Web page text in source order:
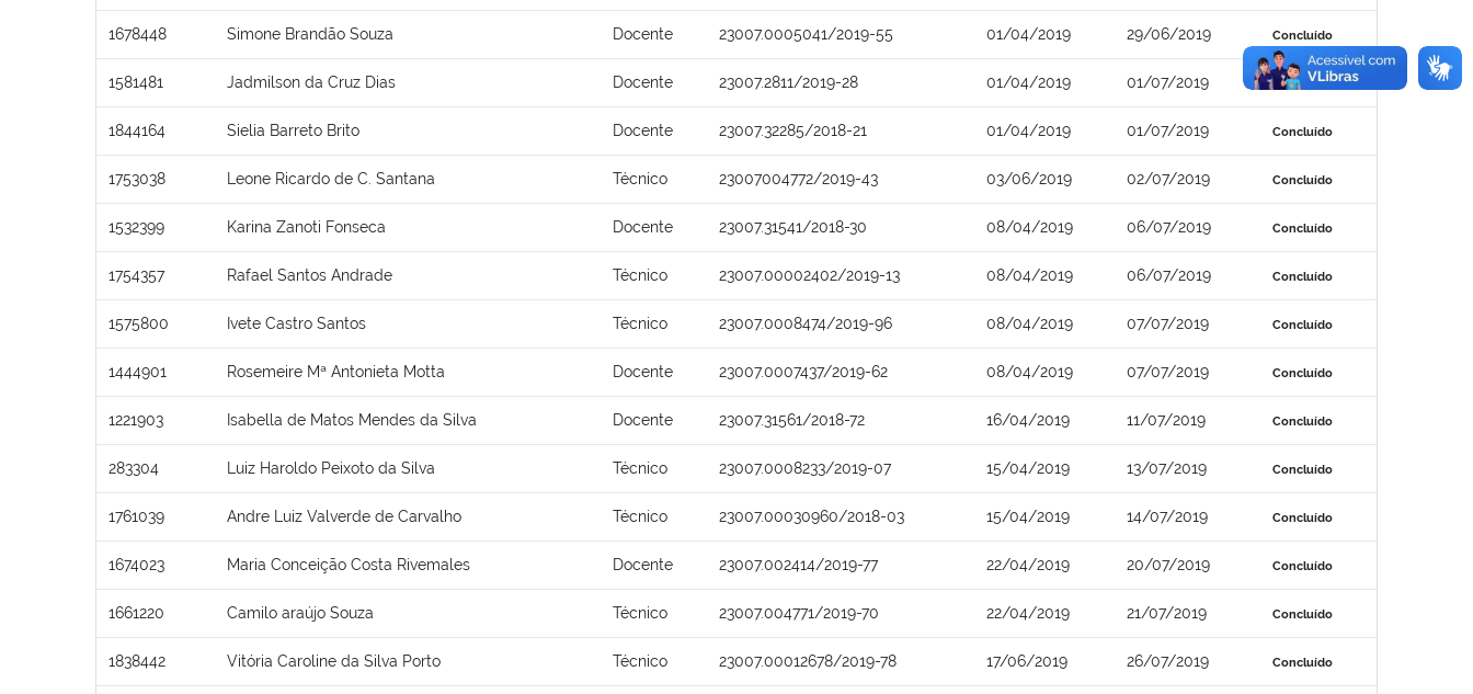
1678448 Simone Brandão Souza Docente 23007.0005041/2019-55 01/04/2019 29/06/2019 Concluído
1581481 Jadmilson da Cruz Dias Docente 23007.2811/2019-28 01/04/2019 01/07/2019 Concluído
1844164 Sielia Barreto Brito Docente 23007.32285/2018-21 01/04/2019 01/07/2019 Concluído
1753038 Leone Ricardo de C. Santana Técnico 23007004772/2019-43 03/06/2019 02/07/2019 Concluído
1532399 Karina Zanoti Fonseca Docente 23007.31541/2018-30 08/04/2019 06/07/2019 Concluído
1754357 Rafael Santos Andrade Técnico 23007.00002402/2019-13 08/04/2019 06/07/2019 Concluído
1575800 Ivete Castro Santos Técnico 23007.0008474/2019-96 08/04/2019 07/07/2019 Concluído
1444901 Rosemeire Mª Antonieta Motta Docente 23007.0007437/2019-62 08/04/2019 07/07/2019 Concluído
1221903 Isabella de Matos Mendes da Silva Docente 23007.31561/2018-72 16/04/2019 11/07/2019 Concluído
283304 Luiz Haroldo Peixoto da Silva Técnico 23007.0008233/2019-07 15/04/2019 13/07/2019 Concluído
1761039 Andre Luiz Valverde de Carvalho Técnico 23007.00030960/2018-03 15/04/2019 14/07/2019 Concluído
1674023 Maria Conceição Costa Rivemales Docente 23007.002414/2019-77 22/04/2019 20/07/2019 Concluído
1661220 Camilo araújo Souza Técnico 23007.004771/2019-70 22/04/2019 21/07/2019 Concluído
1838442 Vitória Caroline da Silva Porto Técnico 23007.00012678/2019-78 17/06/2019 26/07/2019 Concluído